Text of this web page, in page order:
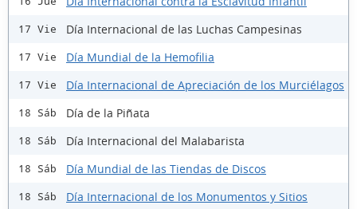
17 Vie Día Internacional de las Luchas Campesinas
17 Vie Día Mundial de la Hemofilia
17 Vie Día Internacional de Apreciación de los Murciélagos
18 Sáb Día de la Piñata
18 Sáb Día Internacional del Malabarista
18 Sáb Día Mundial de las Tiendas de Discos
18 Sáb Día Internacional de los Monumentos y Sitios